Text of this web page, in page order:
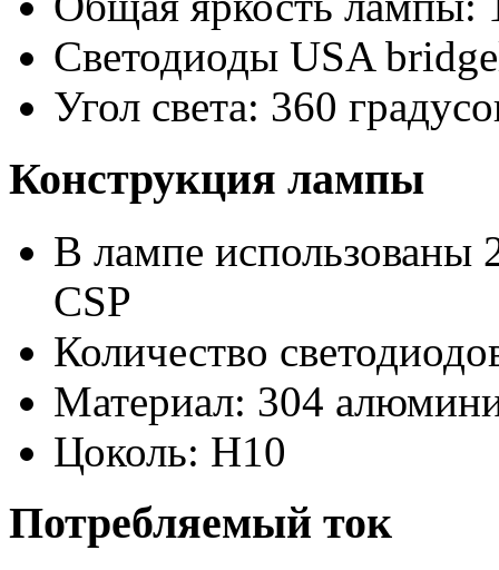
Светодиоды USA
Угол света: 360
Конструкция лампы
В лампе использованы
CSP
Количество
Материал: 304
Цоколь: H10
Потребляемый ток